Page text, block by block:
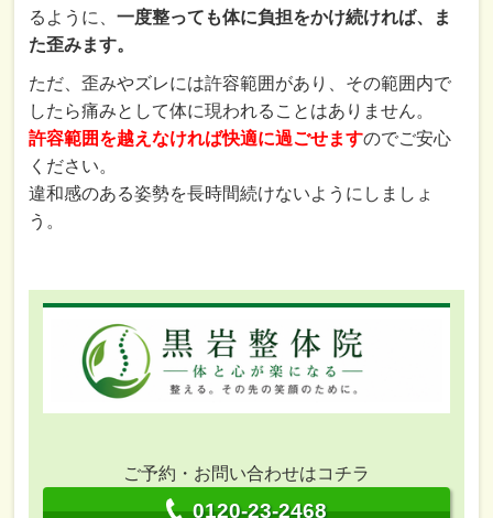
るように、一度整っても体に負担をかけ続ければ、ま
た歪みます。
ただ、歪みやズレには許容範囲があり、その範囲内で
したら痛みとして体に現われることはありません。
許容範囲を越えなければ快適に過ごせますのでご安心
ください。
違和感のある姿勢を長時間続けないようにしましょ
う。
ご予約・お問い合わせはコチラ
0120-23-2468